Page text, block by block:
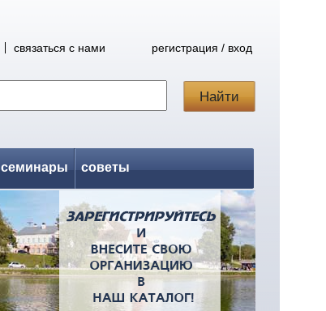
регистрация / вход
связаться с нами
семинары советы